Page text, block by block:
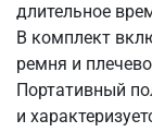
длительное
В комплект
ремня и
Портативный
и